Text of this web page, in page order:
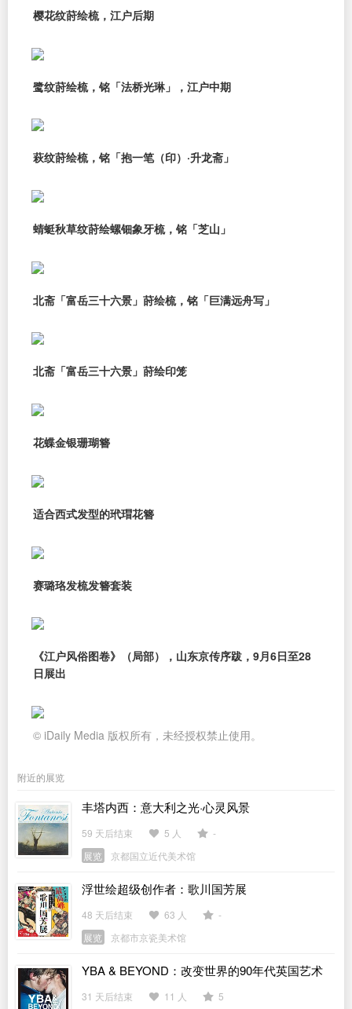
樱花纹莳绘梳，江户后期
鹭纹莳绘梳，铭「法桥光琳」，江户中期
萩纹莳绘梳，铭「抱一笔（印）·升龙斋」
蜻蜓秋草纹莳绘螺钿象牙梳，铭「芝山」
北斋「富岳三十六景」莳绘梳，铭「巨满远舟写」
北斋「富岳三十六景」莳绘印笼
花蝶金银珊瑚簪
适合西式发型的玳瑁花簪
赛璐珞发梳发簪套装
《江户风俗图卷》（局部），山东京传序跋，9月6日至28
日展出
© iDaily Media 版权所有，未经授权禁止使用。
附近的展览
丰塔内西：意大利之光·心灵风景
59 天后结束 5 人
-
展览
京都国立近代美术馆
浮世绘超级创作者：歌川国芳展
48 天后结束 63 人
-
展览
京都市京瓷美术馆
YBA & BEYOND：改变世界的90年代英国艺术
31 天后结束 11 人 5